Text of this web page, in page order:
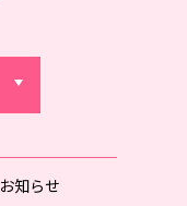
お知らせ